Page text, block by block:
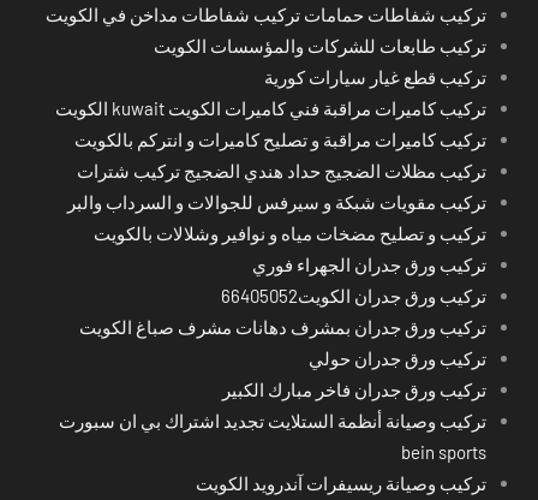
تركيب شفاطات حمامات تركيب شفاطات مداخن في الكويت
تركيب طابعات للشركات والمؤسسات الكويت
تركيب قطع غيار سيارات كورية
تركيب كاميرات مراقبة فني كاميرات الكويت kuwait الكويت
تركيب كاميرات مراقبة و تصليح كاميرات و انتركم بالكويت
تركيب مظلات الضجيج حداد هندي الضجيج تركيب شترات
تركيب مقويات شبكة و سيرفس للجوالات و السرداب والبر
تركيب و تصليح مضخات مياه و نوافير وشلالات بالكويت
تركيب ورق جدران الجهراء فوري
تركيب ورق جدران الكويت66405052
تركيب ورق جدران بمشرف دهانات مشرف صباغ الكويت
تركيب ورق جدران حولي
تركيب ورق جدران فاخر مبارك الكبير
تركيب وصيانة أنظمة الستلايت تجديد اشتراك بي ان سبورت
bein sports
تركيب وصيانة ريسيفرات آندرويد الكويت